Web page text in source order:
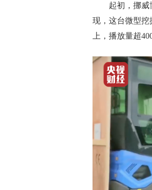
起初，挪威博
现，这台微型挖
上，播放量超